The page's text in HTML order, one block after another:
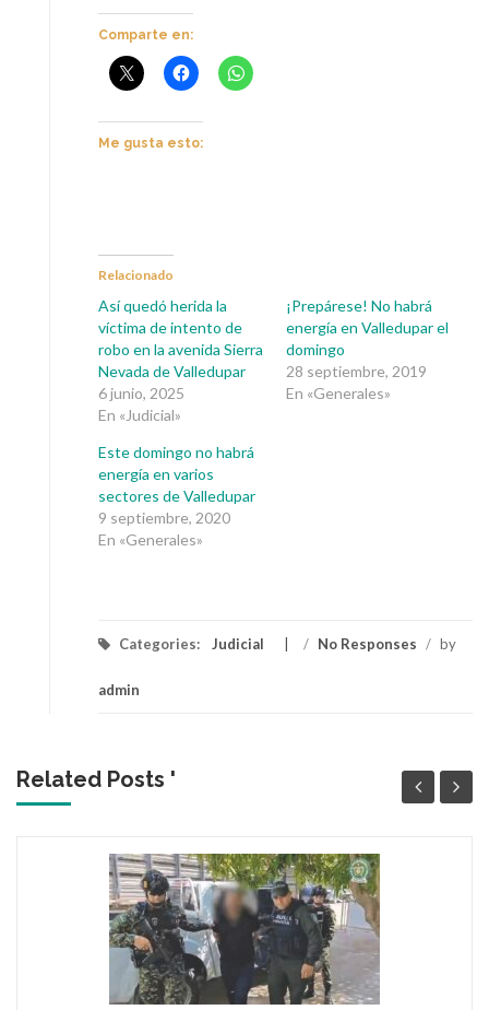
Comparte en:
Me gusta esto:
Relacionado
Así quedó herida la
víctima de intento de
robo en la avenida Sierra
Nevada de Valledupar
6 junio, 2025
En «Judicial»
¡Prepárese! No habrá
energía en Valledupar el
domingo
28 septiembre, 2019
En «Generales»
Este domingo no habrá
energía en varios
sectores de Valledupar
9 septiembre, 2020
En «Generales»
Categories: Judicial / No Responses / by
admin
Related Posts '